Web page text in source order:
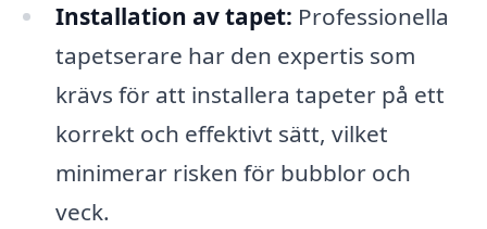
Installation av tapet: Professionella
tapetserare har den expertis som
krävs för att installera tapeter på ett
korrekt och effektivt sätt, vilket
minimerar risken för bubblor och
veck.